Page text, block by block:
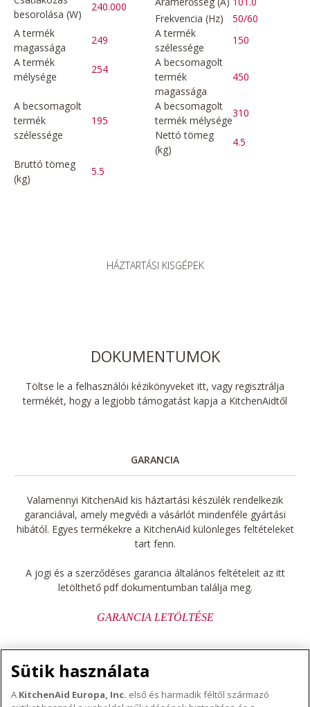
besorolása (W)
240.000
Frekvencia (Hz)
50/60
A termék
magassága
249
A termék
szélessége
150
A termék
mélysége
254
A becsomagolt
termék
magassága
450
A becsomagolt
termék
szélessége
195
A becsomagolt
termék mélysége
310
Nettó tömeg
(kg)
4.5
Bruttó tömeg
(kg)
5.5
HÁZTARTÁSI KISGÉPEK
DOKUMENTUMOK
Töltse le a felhasználói kézikönyveket itt, vagy regisztrálja
termékét, hogy a legjobb támogatást kapja a KitchenAidtől
GARANCIA
Valamennyi KitchenAid kis háztartási készülék rendelkezik
garanciával, amely megvédi a vásárlót mindenféle gyártási
hibától. Egyes termékekre a KitchenAid különleges feltételeket
tart fenn.
A jogi és a szerződéses garancia általános feltételeit az itt
letölthető pdf dokumentumban találja meg.
GARANCIA LETÖLTÉSE
Sütik használata
A KitchenAid Europa, Inc. első és harmadik féltől származó